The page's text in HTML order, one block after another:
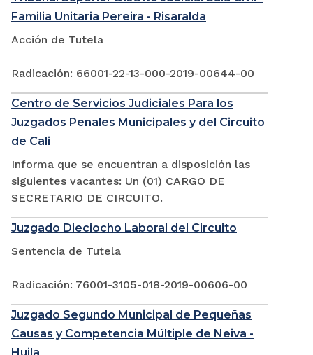
Familia Unitaria Pereira - Risaralda
Acción de Tutela
Radicación: 66001-22-13-000-2019-00644-00
Centro de Servicios Judiciales Para los
Juzgados Penales Municipales y del Circuito
de Cali
Informa que se encuentran a disposición las
siguientes vacantes: Un (01) CARGO DE
SECRETARIO DE CIRCUITO.
Juzgado Dieciocho Laboral del Circuito
Sentencia de Tutela
Radicación: 76001-3105-018-2019-00606-00
Juzgado Segundo Municipal de Pequeñas
Causas y Competencia Múltiple de Neiva -